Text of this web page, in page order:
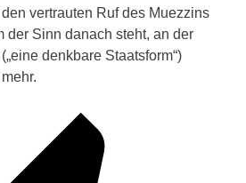
vertrauten Ruf des Muezzins
der Sinn danach steht, an der
denkbare Staatsform“)